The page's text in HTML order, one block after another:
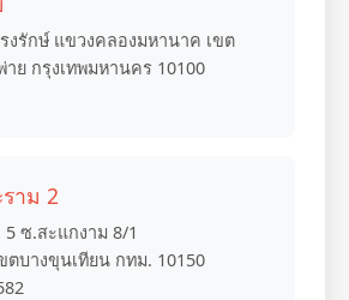
งรักษ์ แขวงคลองมหานาค เขต
ย กรุงเทพมหานคร 10100
าม 2
5 ซ.สะแกงาม 8/1
ตบางขุนเทียน กทม. 10150